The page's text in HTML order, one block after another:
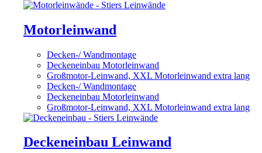
Motorleinwand
Decken-/ Wandmontage
Deckeneinbau Motorleinwand
Großmotor-Leinwand, XXL Motorleinwand extra lang
Decken-/ Wandmontage
Deckeneinbau Motorleinwand
Großmotor-Leinwand, XXL Motorleinwand extra lang
Deckeneinbau Leinwand